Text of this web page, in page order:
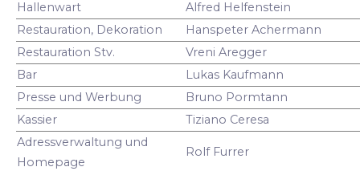
Hallenwart
Alfred Helfenstein
Restauration, Dekoration
Hanspeter Achermann
Restauration Stv.
Vreni Aregger
Bar
Lukas Kaufmann
Presse und Werbung
Bruno Pormtann
Kassier
Tiziano Ceresa
Adressverwaltung und
Homepage
Rolf Furrer